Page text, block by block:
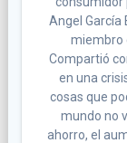
Angel García
miembro
Compartió
en una
cosas que
mundo no
ahorro, el